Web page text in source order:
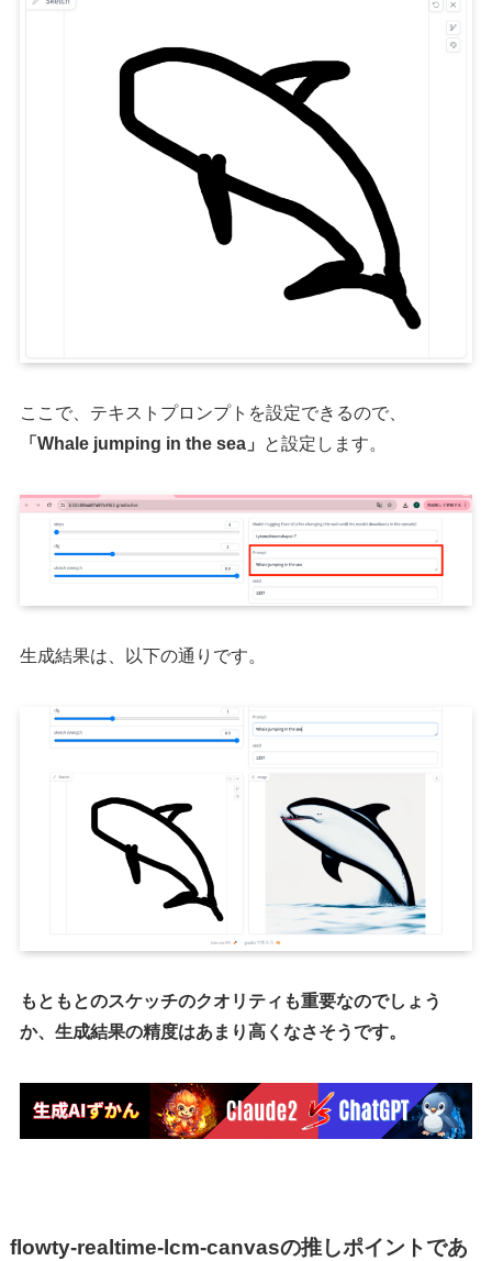
ここで、テキストプロンプトを設定できるので、
「Whale jumping in the sea」
と設定します。
生成結果は、以下の通りです。
もともとのスケッチのクオリティも重要なのでしょう
か、生成結果の精度はあまり高くなさそうです。
flowty-realtime-lcm-canvasの推しポイントであ